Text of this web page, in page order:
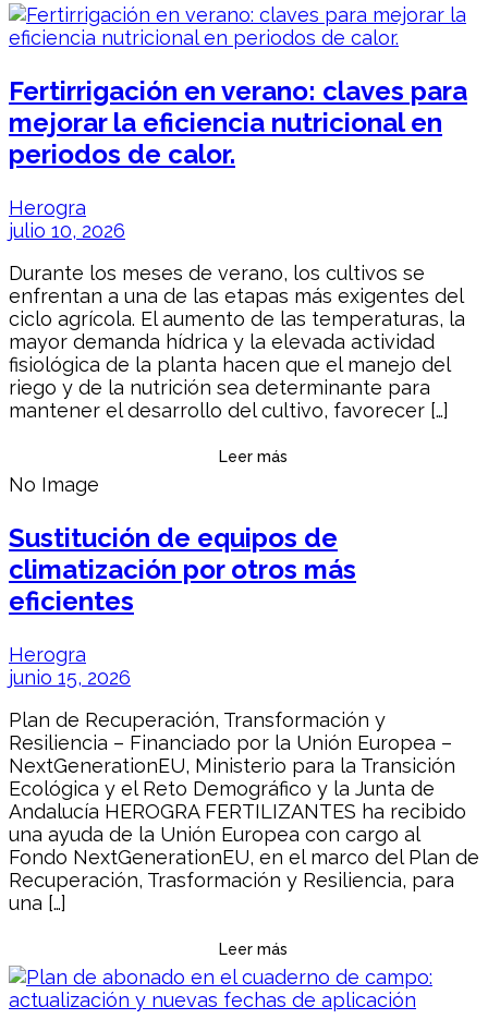
Fertirrigación en verano: claves para
mejorar la eficiencia nutricional en
periodos de calor.
Herogra
julio 10, 2026
Durante los meses de verano, los cultivos se
enfrentan a una de las etapas más exigentes del
ciclo agrícola. El aumento de las temperaturas, la
mayor demanda hídrica y la elevada actividad
fisiológica de la planta hacen que el manejo del
riego y de la nutrición sea determinante para
mantener el desarrollo del cultivo, favorecer […]
Leer más
No Image
Sustitución de equipos de
climatización por otros más
eficientes
Herogra
junio 15, 2026
Plan de Recuperación, Transformación y
Resiliencia – Financiado por la Unión Europea –
NextGenerationEU, Ministerio para la Transición
Ecológica y el Reto Demográfico y la Junta de
Andalucía HEROGRA FERTILIZANTES ha recibido
una ayuda de la Unión Europea con cargo al
Fondo NextGenerationEU, en el marco del Plan de
Recuperación, Trasformación y Resiliencia, para
una […]
Leer más